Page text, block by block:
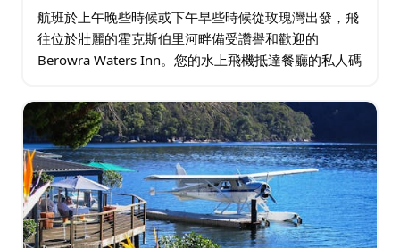
航班於上午晚些時候或下午早些時候從玫瑰灣出發，飛
往位於壯麗的霍克斯伯里河畔備受讚譽和歡迎的
Berowra Waters Inn。您的水上飛機抵達餐廳的私人碼
Waters Inn…